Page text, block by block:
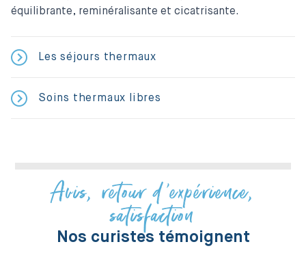
équilibrante, reminéralisante et cicatrisante.
Les séjours thermaux
Soins thermaux libres
Avis, retour d'expérience,
satisfaction
Nos curistes témoignent